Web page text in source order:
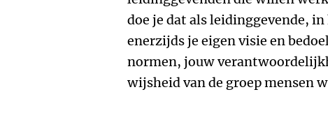
doe je dat als leidinggevende,
enerzijds je eigen visie en
normen, jouw
wijsheid van de groep mensen